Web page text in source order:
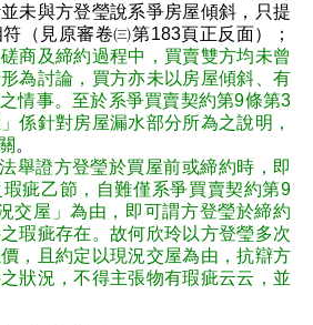
未與方登瑩說系爭房屋傾斜，只提
（見原審卷㈢第183頁正反面）；
商及締約過程中，買賣雙方均未曾
為討論，買方亦未以房屋傾斜、有
情事。至於系爭買賣契約第9條第3
係針對房屋漏水部分所為之說明，
。
舉證方登瑩於買屋前或締約時，即
疵乙節，自難僅系爭買賣契約第9
交屋」為由，即可謂方登瑩於締約
瑕疵存在。故何欣玲以方登瑩多次
，且約定以現況交屋為由，抗辯方
狀況，不得主張物有瑕疵云云，並